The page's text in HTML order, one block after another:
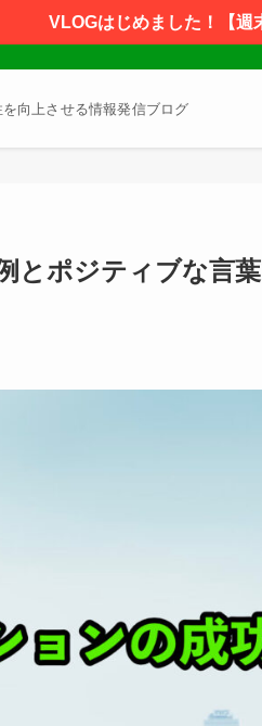
VLOGはじめました！【週
向上させる情報発信ブログ
とポジティブな言